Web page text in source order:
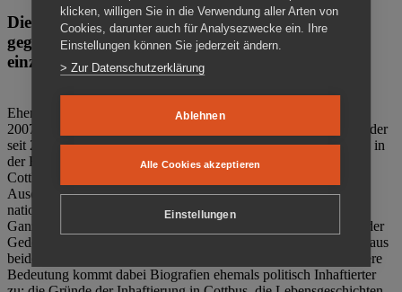
Die Gedenkstätte Zuchthaus Cottbus ist ein Ort
gegen das Vergessen. Anschaulich, nah und
einzigartig.
Ehemalige politische Häftlinge der DDR gründeten im Oktober
2007 den Verein Menschenrechtszentrum Cottbus e. V. (MRZ), der
seit 2011 Eigentümer des ehemaligen Gefängnisses (1860-2002) in
der Bautzener Straße und Träger der Gedenkstätte Zuchthaus
Cottbus ist. Im Zentrum der Arbeit der Gedenkstätte steht die
Auseinandersetzung mit politischem Unrecht während der
nationalsozialistischen Terrorherrschaft und der SED-Diktatur.
Ganzjährig zeigen mehrere Dauer- und Sonderausstellungen in der
Gedenkstätte Zuchthaus Cottbus Beispiele politischen Unrechts aus
beiden deutschen Diktaturen des 20. Jahrhunderts. Eine besondere
Bedeutung kommt dabei Biografien ehemals politisch Inhaftierter
klicken, willigen Sie in die Verwendung aller Arten von
Cookies, darunter auch für Analysezwecke ein. Ihre
Einstellungen können Sie jederzeit ändern.
> Zur Datenschutzerklärung
Ablehnen
Alle Cookies akzeptieren
Einstellungen